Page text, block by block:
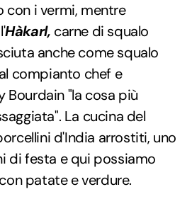
i vermi, mentre
Hàkarl, carne di squalo
anche come squalo
compianto chef e
Bourdain "la cosa più
La cucina del
d'India arrostiti, uno
di festa e qui possiamo
patate e verdure.